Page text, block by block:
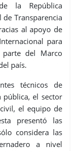
la República
Transparencia
al apoyo de
para
del Marco
país.
técnicos de
pública, el sector
el equipo de
presentó las
considera las
a nivel